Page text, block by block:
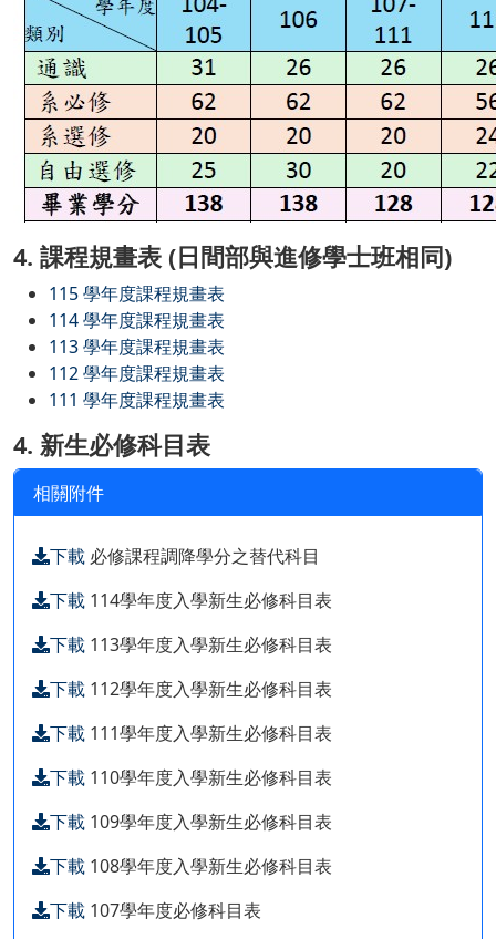
4. 課程規畫表 (日間部與進修學士班相同)
115 學年度課程規畫表
114 學年度課程規畫表
113 學年度課程規畫表
112 學年度課程規畫表
111 學年度課程規畫表
4. 新生必修科目表
相關附件
下載 必修課程調降學分之替代科目
下載 114學年度入學新生必修科目表
下載 113學年度入學新生必修科目表
下載 112學年度入學新生必修科目表
下載 111學年度入學新生必修科目表
下載 110學年度入學新生必修科目表
下載 109學年度入學新生必修科目表
下載 108學年度入學新生必修科目表
下載 107學年度必修科目表